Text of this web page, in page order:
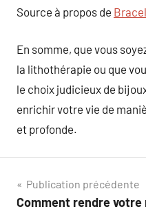
Source à propos de
En somme, que vous
la lithothérapie ou que
le choix judicieux de
enrichir votre vie de
et profonde.
Navigation
Publication précédente
Comment rendre